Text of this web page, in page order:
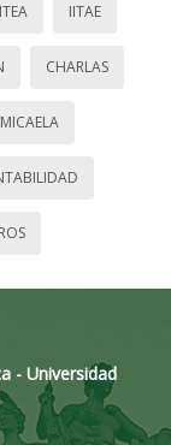
IITAE
CHARLAS
- Universidad